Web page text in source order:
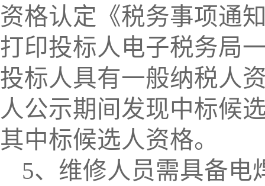
资格认定《税务事项通
打印投标人电子税务局
投标人具有一般纳税人
人公示期间发现中标候
其中标候选人资格。
5、维修人员需具备电